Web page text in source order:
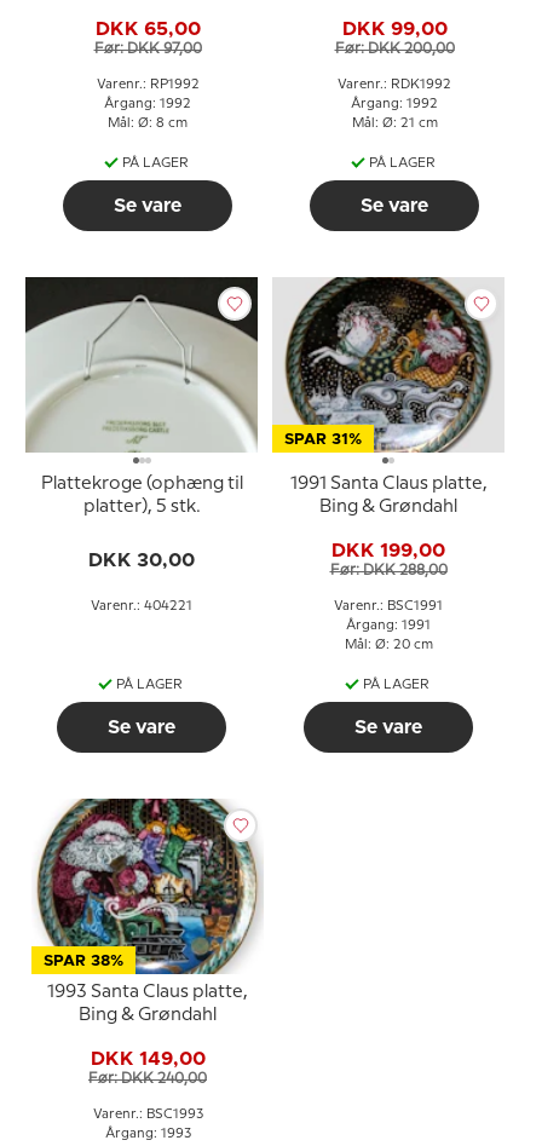
DKK 65,00
Før: DKK 97,00
Varenr.: RP1992
Årgang: 1992
Mål: Ø: 8 cm
PÅ LAGER
Se vare
DKK 99,00
Før: DKK 200,00
Varenr.: RDK1992
Årgang: 1992
Mål: Ø: 21 cm
PÅ LAGER
Se vare
Plattekroge (ophæng til
platter), 5 stk.
DKK 30,00
Varenr.: 404221
PÅ LAGER
Se vare
SPAR 31%
1991 Santa Claus platte,
Bing & Grøndahl
DKK 199,00
Før: DKK 288,00
Varenr.: BSC1991
Årgang: 1991
Mål: Ø: 20 cm
PÅ LAGER
Se vare
SPAR 38%
1993 Santa Claus platte,
Bing & Grøndahl
DKK 149,00
Før: DKK 240,00
Varenr.: BSC1993
Årgang: 1993